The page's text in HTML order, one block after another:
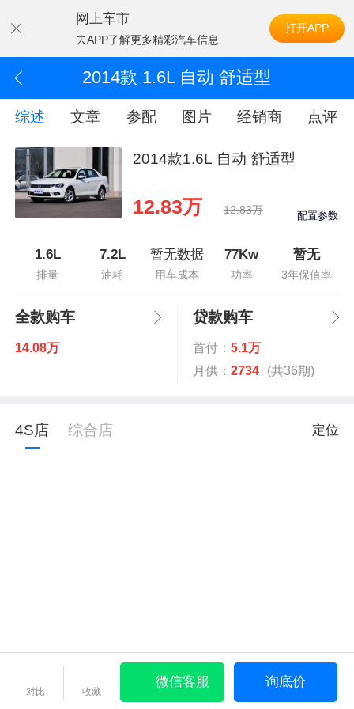
网上车市
去APP了解更多精彩汽车信息
打开APP
2014款 1.6L 自动 舒适型
综述 文章 参配 图片 经销商 点评
2014款1.6L 自动 舒适型
12.83万 12.83万 配置参数
1.6L
排量
7.2L
油耗
暂无数据
用车成本
77Kw
功率
暂无
3年保值率
全款购车
14.08万
贷款购车
首付： 5.1万
月供： 2734 (共36期)
4S店 综合店 定位
对比 收藏
微信客服 询底价